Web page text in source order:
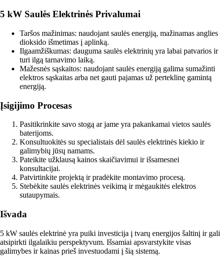
5 kW Saulės Elektrinės Privalumai
Taršos mažinimas: naudojant saulės energiją, mažinamas anglies
dioksido išmetimas į aplinką.
Ilgaamžiškumas: dauguma saulės elektrinių yra labai patvarios ir
turi ilgą tarnavimo laiką.
Mažesnės sąskaitos: naudojant saulės energiją galima sumažinti
elektros sąskaitas arba net gauti pajamas už perteklinę gamintą
energiją.
Įsigijimo Procesas
Pasitikrinkite savo stogą ar jame yra pakankamai vietos saulės
baterijoms.
Konsultuokitės su specialistais dėl saulės elektrinės kiekio ir
galimybių jūsų namams.
Pateikite užklausą kainos skaičiavimui ir išsamesnei
konsultacijai.
Patvirtinkite projektą ir pradėkite montavimo procesą.
Stebėkite saulės elektrinės veikimą ir mėgaukitės elektros
sutaupymais.
Išvada
5 kW saulės elektrinė yra puiki investicija į tvarų energijos šaltinį ir gali
atsipirkti ilgalaikiu perspektyvum. Išsamiai apsvarstykite visas
galimybes ir kainas prieš investuodami į šią sistemą.